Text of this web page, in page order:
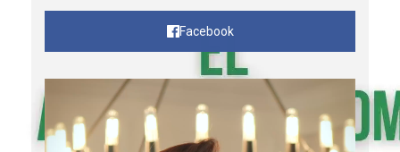
Facebook